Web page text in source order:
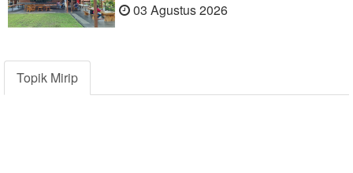
03 Agustus 2026
Topik Mirip